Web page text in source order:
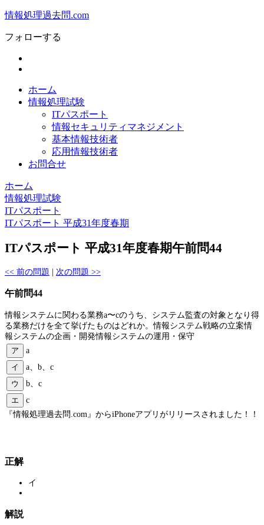
情報処理過去問.com
フォローする
ホーム
情報処理試験
ITパスポート
情報セキュリティマネジメント
基本情報技術者
応用情報技術者
お問合せ
ホーム
情報処理試験
ITパスポート
ITパスポート 平成31年度春期
ITパスポート 平成31年度春期午前問44
<< 前の問題 次の問題 >>
午前問44
情報システムに関わる業務a〜cのうち、システム監査の対象となり得
る業務だけを全て挙げたものはどれか。情報システム戦略の立案情
報システムの企画・開発情報システムの運用・保守
ア
a
イ
a、b、c
ウ
b、c
エ
c
『情報処理過去問.com』からiPhoneアプリがリリースされました！！
正解
イ
解説